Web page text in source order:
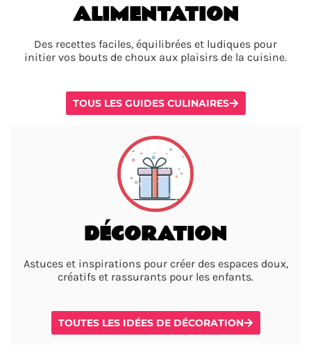
ALIMENTATION
Des recettes faciles, équilibrées et ludiques pour
initier vos bouts de choux aux plaisirs de la cuisine.
TOUS LES GUIDES CULINAIRES
DÉCORATION
Astuces et inspirations pour créer des espaces doux,
créatifs et rassurants pour les enfants.
TOUTES LES IDÉES DE DÉCORATION